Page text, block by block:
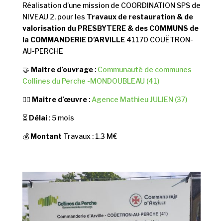
Réalisation d’une mission de COORDINATION SPS de
NIVEAU 2, pour les Travaux de restauration & de
valorisation du PRESBYTERE & des COMMUNS de
la COMMANDERIE D’ARVILLE 41170 COUËTRON-
AU-PERCHE
🤝Maitre d’ouvrage:Communauté de communes
Collines du Perche -MONDOUBLEAU (41)
👷‍♂️ Maitre d’œuvre: Agence Mathieu JULIEN (37)
⏳ Délai: 5 mois
💰 Montant Travaux : 1.3 M€